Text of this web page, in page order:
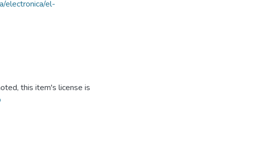
electronica/el-
this item's license is